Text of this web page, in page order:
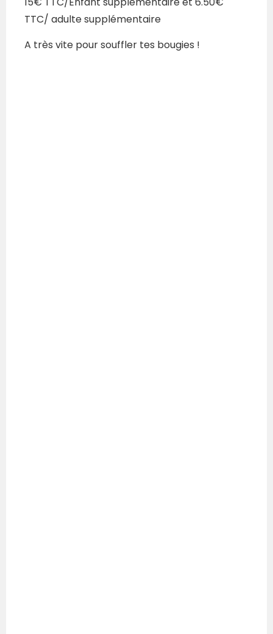
TTC/ adulte supplémentaire
A très vite pour souffler tes bougies !